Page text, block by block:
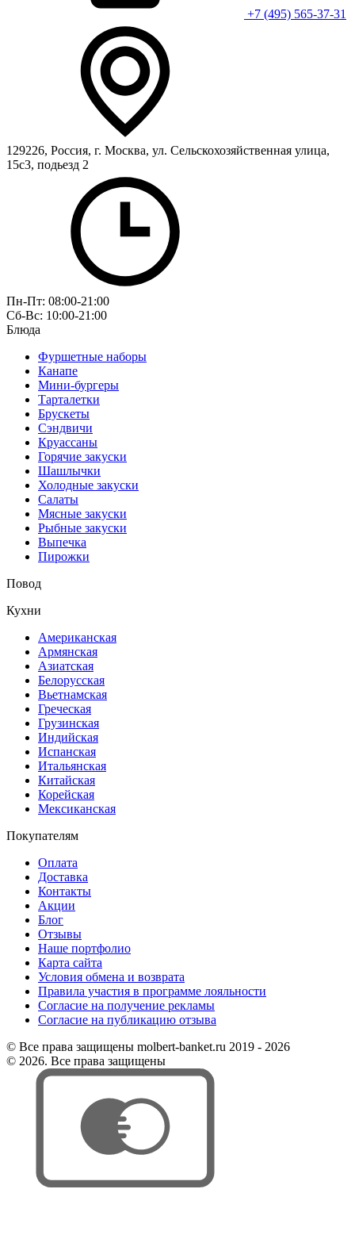
+7 (495) 565-37-31
129226, Россия, г. Москва, ул. Сельскохозяйственная улица,
15с3, подьезд 2
Пн-Пт: 08:00-21:00
Сб-Вс: 10:00-21:00
Блюда
Фуршетные наборы
Канапе
Мини-бургеры
Тарталетки
Брускеты
Сэндвичи
Круассаны
Горячие закуски
Шашлычки
Холодные закуски
Салаты
Мясные закуски
Рыбные закуски
Выпечка
Пирожки
Повод
Кухни
Американская
Армянская
Азиатская
Белорусская
Вьетнамская
Греческая
Грузинская
Индийская
Испанская
Итальянская
Китайская
Корейская
Мексиканская
Покупателям
Оплата
Доставка
Контакты
Акции
Блог
Отзывы
Наше портфолио
Карта сайта
Условия обмена и возврата
Правила участия в программе лояльности
Согласие на получение рекламы
Согласие на публикацию отзыва
© Все права защищены molbert-banket.ru 2019 - 2026
© 2026. Все права защищены